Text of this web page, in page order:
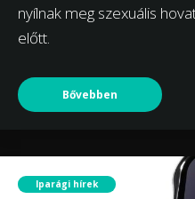
nyílnak meg szexuális
előtt.
Bővebben
Iparági hírek